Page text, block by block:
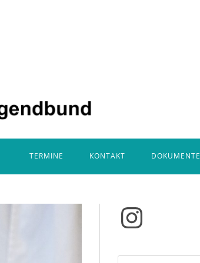
TERMINE KONTAKT DOKUMENTE
Instagram